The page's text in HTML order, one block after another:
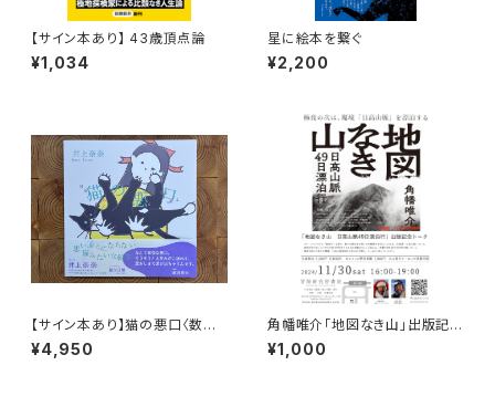
【サイン本あり】 43歳頂点論
¥1,034
星に絵本を繋ぐ
¥2,200
【サイン本あり】猫の悪口〈数量
限定・オリジナルトート付き〉
¥4,950
角幡唯介「地図なき山」出版記念
トークイベント録画視聴権
¥1,000